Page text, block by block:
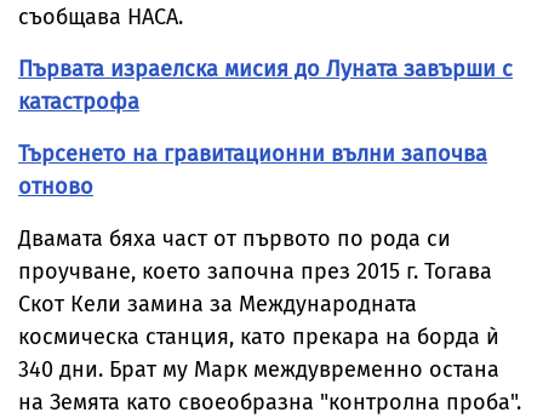
съобщава НАСА.
Първата израелска мисия до Луната завърши с
катастрофа
Търсенето на гравитационни вълни започва
отново
Двамата бяха част от първото по рода си
проучване, което започна през 2015 г. Тогава
Скот Кели замина за Международната
космическа станция, като прекара на борда ѝ
340 дни. Брат му Марк междувременно остана
на Земята като своeoбразна "контролна проба".